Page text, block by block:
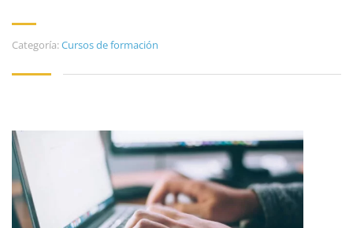
Categoría:Cursos de formación